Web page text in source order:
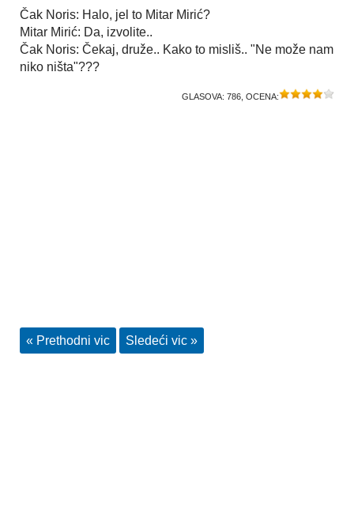
Čak Noris: Halo, jel to Mitar Mirić?
Mitar Mirić: Da, izvolite..
Čak Noris: Čekaj, druže.. Kako to misliš.. "Ne može nam
niko ništa"???
GLASOVA: 786 , OCENA:
« Prethodni vic Sledeći vic »